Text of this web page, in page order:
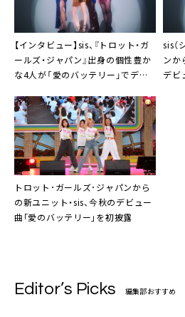
【インタビュー】sis、『トロット・ガ
ールズ・ジャパン』出身の個性豊か
な4人が「愛のバッテリー」でデビ
sis（
ンか
デビ
トロット･ガールズ･ジャパンから
の新ユニット・sis、今秋のデビュー
曲｢愛のバッテリー｣を初披露
Editor’s Picks 編集部おすすめ